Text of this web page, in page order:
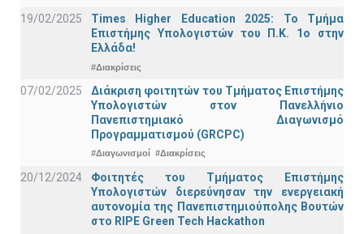
19/02/2025
Times Higher Education 2025: Το Τμήμα
Επιστήμης Υπολογιστών του Π.Κ. 1ο στην
Ελλάδα!
#Διακρίσεις
07/02/2025
Διάκριση φοιτητών του Τμήματος Επιστήμης
Υπολογιστών στον Πανελλήνιο
Πανεπιστημιακό Διαγωνισμό
Προγραμματισμού (GRCPC)
#Διαγωνισμοί #Διακρίσεις
20/12/2024
Φοιτητές του Τμήματος Επιστήμης
Υπολογιστών διερεύνησαν την ενεργειακή
αυτονομία της Πανεπιστημιούπολης Βουτών
στο RIPE Green Tech Hackathon